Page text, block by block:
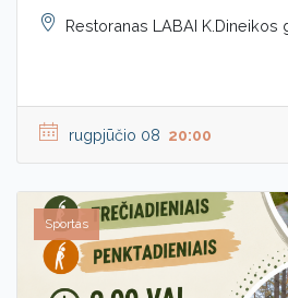
Restoranas LABAI K.Dineikos
rugpjūčio 08 20:00
Sportas